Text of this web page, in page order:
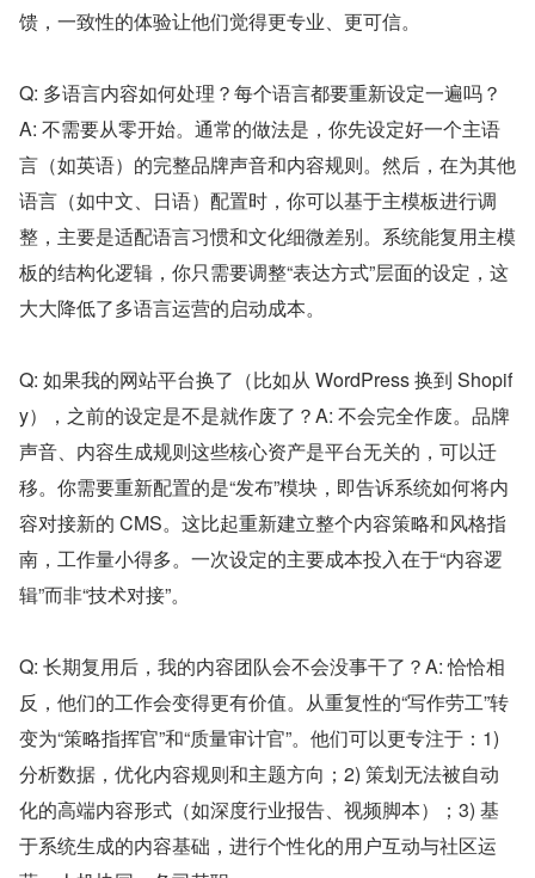
馈，一致性的体验让他们觉得更专业、更可信。
Q: 多语言内容如何处理？每个语言都要重新设定一遍吗？
A: 不需要从零开始。通常的做法是，你先设定好一个主语
言（如英语）的完整品牌声音和内容规则。然后，在为其他
语言（如中文、日语）配置时，你可以基于主模板进行调
整，主要是适配语言习惯和文化细微差别。系统能复用主模
板的结构化逻辑，你只需要调整“表达方式”层面的设定，这
大大降低了多语言运营的启动成本。
Q: 如果我的网站平台换了（比如从 WordPress 换到 Shopif
y），之前的设定是不是就作废了？A: 不会完全作废。品牌
声音、内容生成规则这些核心资产是平台无关的，可以迁
移。你需要重新配置的是“发布”模块，即告诉系统如何将内
容对接新的 CMS。这比起重新建立整个内容策略和风格指
南，工作量小得多。一次设定的主要成本投入在于“内容逻
辑”而非“技术对接”。
Q: 长期复用后，我的内容团队会不会没事干了？A: 恰恰相
反，他们的工作会变得更有价值。从重复性的“写作劳工”转
变为“策略指挥官”和“质量审计官”。他们可以更专注于：1)
分析数据，优化内容规则和主题方向；2) 策划无法被自动
化的高端内容形式（如深度行业报告、视频脚本）；3) 基
于系统生成的内容基础，进行个性化的用户互动与社区运